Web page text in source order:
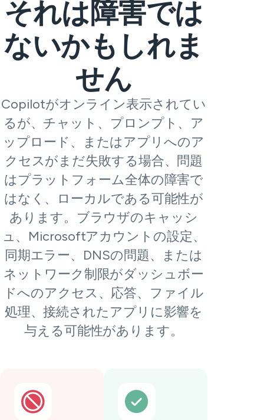
それは障害では
ないかもしれま
せん
Copilotがオンライン表示されてい
るが、チャット、プロンプト、ア
ップロード、またはアプリへのア
クセスがまだ失敗する場合、問題
はプラットフォーム全体の障害で
はなく、ローカルである可能性が
あります。ブラウザのキャッシ
ュ、Microsoftアカウントの設定、
同期エラー、DNSの問題、または
ネットワーク制限がダッシュボー
ドへのアクセス、応答、ファイル
処理、接続されたアプリに影響を
与える可能性があります。